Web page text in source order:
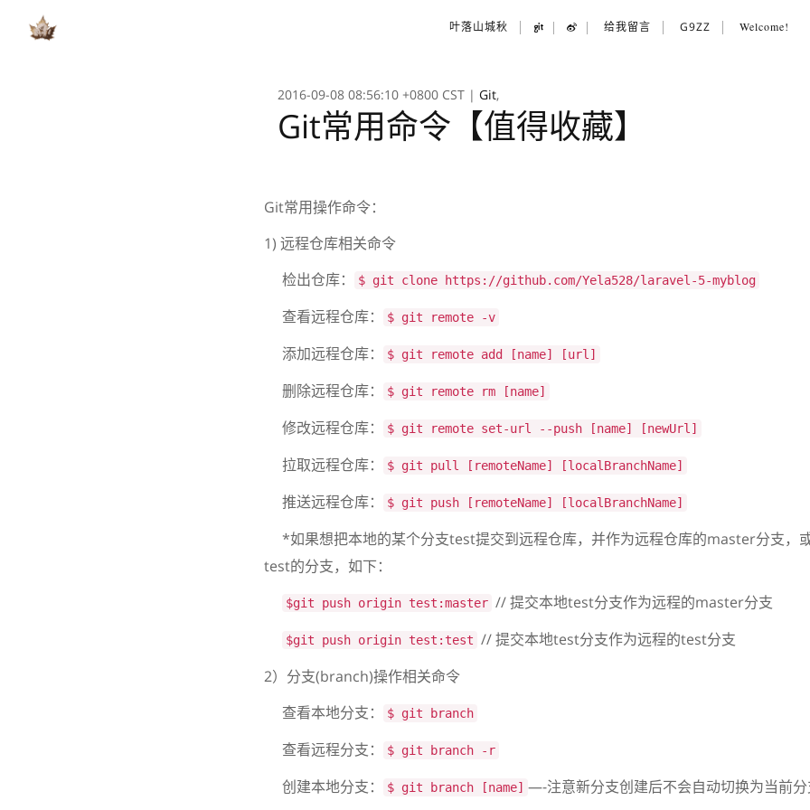
叶落山城秋 给我留言 G9ZZ Welcome!
2016-09-08 08:56:10 +0800 CST | Git,
Git常用命令【值得收藏】
Git常用操作命令：
1) 远程仓库相关命令
检出仓库：
$ git clone https://github.com/Yela528/laravel-5-myblog
查看远程仓库： $ git remote -v
添加远程仓库： $ git remote add [name] [url]
删除远程仓库： $ git remote rm [name]
修改远程仓库： $ git remote set-url --push [name] [newUrl]
拉取远程仓库： $ git pull [remoteName] [localBranchName]
推送远程仓库： $ git push [remoteName] [localBranchName]
*如果想把本地的某个分支test提交到远程仓库，并作为远程仓库的master分支，
test的分支，如下：
$git push origin test:master // 提交本地test分支作为远程的master分支
$git push origin test:test // 提交本地test分支作为远程的test分支
2）分支(branch)操作相关命令
查看本地分支：
$ git branch
查看远程分支： $ git branch -r
创建本地分支： $ git branch [name] —-注意新分支创建后不会自动切换为当前分